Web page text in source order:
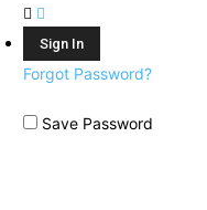
Forgot Password?
Save Password